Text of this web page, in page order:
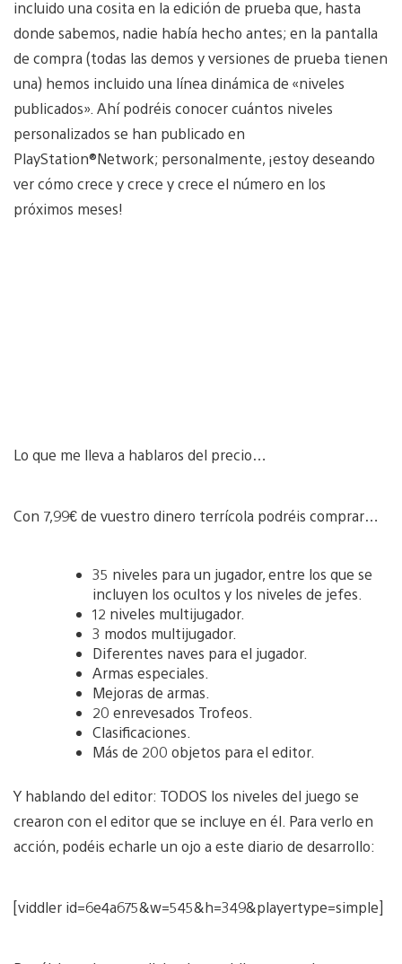
incluido una cosita en la edición de prueba que, hasta
donde sabemos, nadie había hecho antes; en la pantalla
de compra (todas las demos y versiones de prueba tienen
una) hemos incluido una línea dinámica de «niveles
publicados». Ahí podréis conocer cuántos niveles
personalizados se han publicado en
PlayStation®Network; personalmente, ¡estoy deseando
ver cómo crece y crece y crece el número en los
próximos meses!
Lo que me lleva a hablaros del precio…
Con 7,99€ de vuestro dinero terrícola podréis comprar…
35 niveles para un jugador, entre los que se
incluyen los ocultos y los niveles de jefes.
12 niveles multijugador.
3 modos multijugador.
Diferentes naves para el jugador.
Armas especiales.
Mejoras de armas.
20 enrevesados Trofeos.
Clasificaciones.
Más de 200 objetos para el editor.
Y hablando del editor: TODOS los niveles del juego se
crearon con el editor que se incluye en él. Para verlo en
acción, podéis echarle un ojo a este diario de desarrollo:
[viddler id=6e4a675&w=545&h=349&playertype=simple]